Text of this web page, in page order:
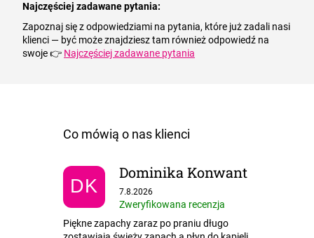
Najczęściej zadawane pytania:
Zapoznaj się z odpowiedziami na pytania, które już zadali nasi
klienci — być może znajdziesz tam również odpowiedź na
swoje 👉 Najczęściej zadawane pytania
DK
Dominika Konwant
Ocena sklepu to 5 na 5 gwiazdek.
7.8.2026
Zweryfikowana recenzja
Piękne zapachy zaraz po praniu długo